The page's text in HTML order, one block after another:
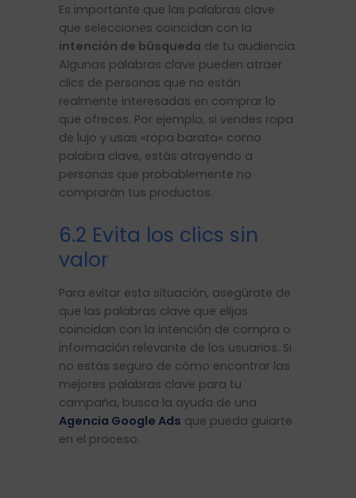
Es importante que las palabras clave
que selecciones coincidan con la
intención de búsqueda de tu audiencia.
Algunas palabras clave pueden atraer
clics de personas que no están
realmente interesadas en comprar lo
que ofreces. Por ejemplo, si vendes ropa
de lujo y usas «ropa barata» como
palabra clave, estás atrayendo a
personas que probablemente no
comprarán tus productos.
6.2 Evita los clics sin
valor
Para evitar esta situación, asegúrate de
que las palabras clave que elijas
coincidan con la intención de compra o
información relevante de los usuarios. Si
no estás seguro de cómo encontrar las
mejores palabras clave para tu
campaña, busca la ayuda de una
Agencia Google Ads que pueda guiarte
en el proceso.